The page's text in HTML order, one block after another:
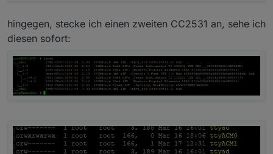
hingegen, stecke ich einen zweiten CC2531 an, sehe ich
diesen sofort: